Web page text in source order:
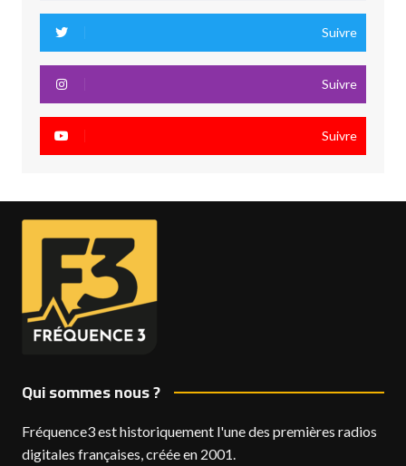
Suivre
Suivre
Suivre
Qui sommes nous ?
Fréquence3 est historiquement l'une des premières radios
digitales françaises, créée en 2001.